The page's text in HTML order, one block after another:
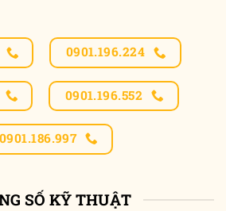
0901.196.224
0901.196.552
0901.186.997
SỐ KỸ THUẬT